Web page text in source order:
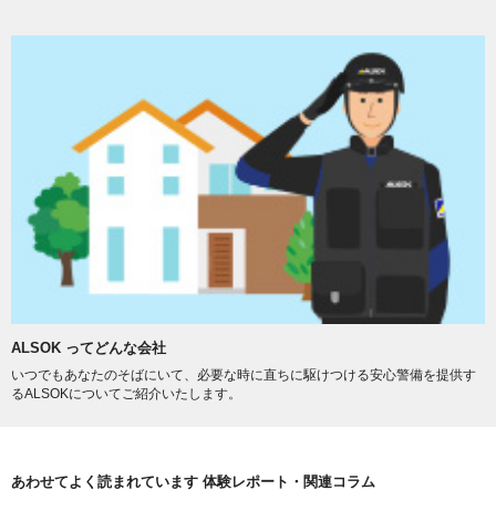
ALSOK ってどんな会社
いつでもあなたのそばにいて、必要な時に直ちに駆けつける安心警備を提供す
るALSOKについてご紹介いたします。
あわせてよく読まれています 体験レポート・関連コラム